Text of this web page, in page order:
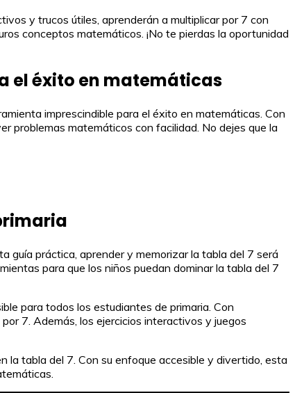
y trucos útiles, aprenderán a multiplicar por 7 con
conceptos matemáticos. ¡No te pierdas la oportunidad
el éxito en matemáticas
imprescindible para el éxito en matemáticas. Con
problemas matemáticos con facilidad. No dejes que la
guía práctica, aprender y memorizar la tabla del 7 será
para que los niños puedan dominar la tabla del 7
para todos los estudiantes de primaria. Con
7. Además, los ejercicios interactivos y juegos
la tabla del 7. Con su enfoque accesible y divertido, esta